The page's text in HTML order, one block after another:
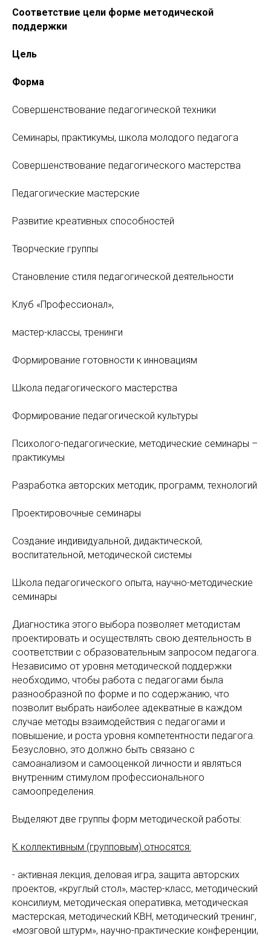
Соответствие цели форме методической
поддержки
Цель
Форма
Совершенствование педагогической техники
Семинары, практикумы, школа молодого педагога
Совершенствование педагогического мастерства
Педагогические мастерские
Развитие креативных способностей
Творческие группы
Становление стиля педагогической деятельности
Клуб «Профессионал»,
мастер-классы, тренинги
Формирование готовности к инновациям
Школа педагогического мастерства
Формирование педагогической культуры
Психолого-педагогические, методические семинары –
практикумы
Разработка авторских методик, программ, технологий
Проектировочные семинары
Создание индивидуальной, дидактической,
воспитательной, методической системы
Школа педагогического опыта, научно-методические
семинары
Диагностика этого выбора позволяет методистам
проектировать и осуществлять свою деятельность в
соответствии с образовательным запросом педагога.
Независимо от уровня методической поддержки
необходимо, чтобы работа с педагогами была
разнообразной по форме и по содержанию, что
позволит выбрать наиболее адекватные в каждом
случае методы взаимодействия с педагогами и
повышение, и роста уровня компетентности педагога.
Безусловно, это должно быть связано с
самоанализом и самооценкой личности и являться
внутренним стимулом профессионального
самоопределения.
Выделяют две группы форм методической работы:
К коллективным (групповым) относятся:
- активная лекция, деловая игра, защита авторских
проектов, «круглый стол», мастер-класс, методический
консилиум, методическая оперативка, методическая
мастерская, методический КВН, методический тренинг,
«мозговой штурм», научно-практические конференции,